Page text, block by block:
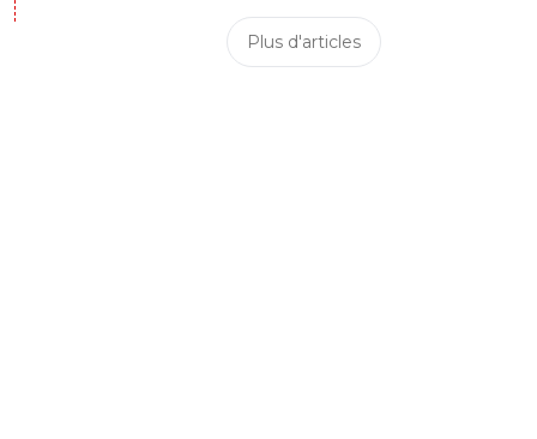
Plus d'articles